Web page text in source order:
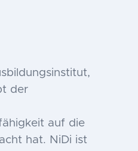
der
auf die
hat. NiDi ist